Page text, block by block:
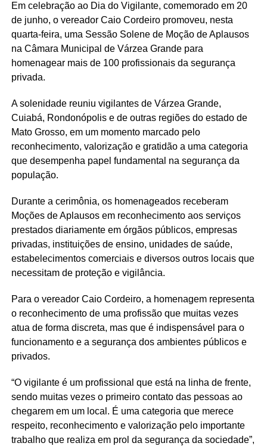
Em celebração ao Dia do Vigilante, comemorado em 20
de junho, o vereador Caio Cordeiro promoveu, nesta
quarta-feira, uma Sessão Solene de Moção de Aplausos
na Câmara Municipal de Várzea Grande para
homenagear mais de 100 profissionais da segurança
privada.
A solenidade reuniu vigilantes de Várzea Grande,
Cuiabá, Rondonópolis e de outras regiões do estado de
Mato Grosso, em um momento marcado pelo
reconhecimento, valorização e gratidão a uma categoria
que desempenha papel fundamental na segurança da
população.
Durante a cerimônia, os homenageados receberam
Moções de Aplausos em reconhecimento aos serviços
prestados diariamente em órgãos públicos, empresas
privadas, instituições de ensino, unidades de saúde,
estabelecimentos comerciais e diversos outros locais que
necessitam de proteção e vigilância.
Para o vereador Caio Cordeiro, a homenagem representa
o reconhecimento de uma profissão que muitas vezes
atua de forma discreta, mas que é indispensável para o
funcionamento e a segurança dos ambientes públicos e
privados.
“O vigilante é um profissional que está na linha de frente,
sendo muitas vezes o primeiro contato das pessoas ao
chegarem em um local. É uma categoria que merece
respeito, reconhecimento e valorização pelo importante
trabalho que realiza em prol da segurança da sociedade”,